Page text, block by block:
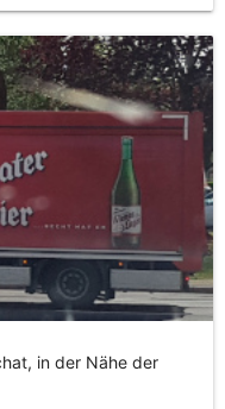
in der Nähe der